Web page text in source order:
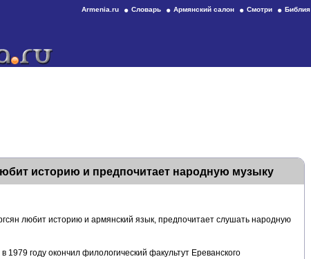
Armenia.ru Словарь Армянский салон Смотри Библия
историю и предпочитает народную музыку
любит историю и армянский язык, предпочитает слушать народную
1979 году окончил филологический факультут Ереванского